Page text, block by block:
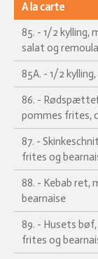
A la carte
85. - 1/2 kylling,
salat og
85A. - 1/2
86. -
pommes frites,
87. -
frites og
88. - Kebab ret,
bearnaise
89. - Husets
frites og